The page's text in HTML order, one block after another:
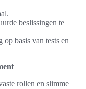
beslissingen te
op basis van tests en
rollen en slimme